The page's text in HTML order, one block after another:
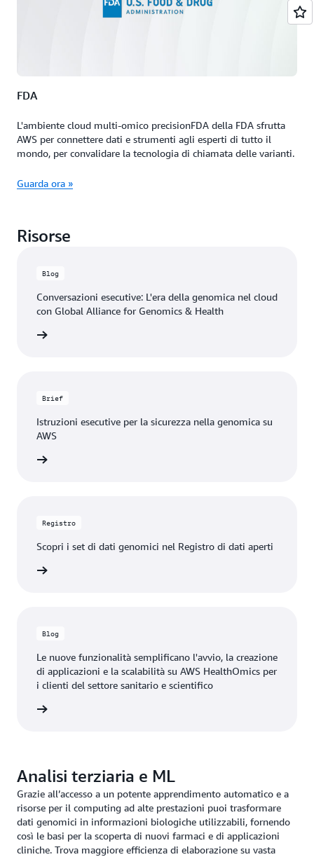
FDA
L'ambiente cloud multi-omico precisionFDA della FDA sfrutta
AWS per connettere dati e strumenti agli esperti di tutto il
mondo, per convalidare la tecnologia di chiamata delle varianti.
Guarda ora »
Risorse
Blog
Conversazioni esecutive: L'era della genomica nel cloud
con Global Alliance for Genomics & Health
Brief
Istruzioni esecutive per la sicurezza nella genomica su
AWS
Registro
Scopri i set di dati genomici nel Registro di dati aperti
Blog
Le nuove funzionalità semplificano l'avvio, la creazione
di applicazioni e la scalabilità su AWS HealthOmics per
i clienti del settore sanitario e scientifico
Analisi terziaria e ML
Grazie all’accesso a un potente apprendimento automatico e a
risorse per il computing ad alte prestazioni puoi trasformare
dati genomici in informazioni biologiche utilizzabili, fornendo
così le basi per la scoperta di nuovi farmaci e di applicazioni
cliniche. Trova maggiore efficienza di elaborazione su vasta